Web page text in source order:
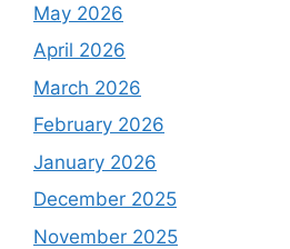
May 2026
April 2026
March 2026
February 2026
January 2026
December 2025
November 2025